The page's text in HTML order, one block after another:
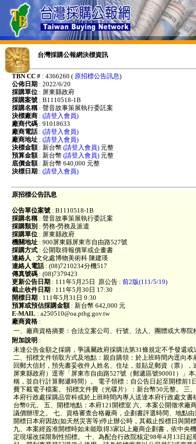
台灣採購公報網決標資訊
TBN CC # : 4366260 ( 原招標公告訊息)
公佈日期 : 2022/6/20
採購單位 : 屏東縣政府
採購案號 : B1110518-1B
採購名稱: 聲音故事策展執行委託案
決標廠商 : (請登入會員)
廠商代碼 : 91018633
廠商電話: (請登入會員)
廠商地址 : (請登入會員)
決標金額: 新台幣 (請登入會員) 元整
預算金額: 新台幣 (請登入會員) 元整
底價金額: 新台幣 640,000 元整
決標日期 : (請登入會員)
原招標公告訊息
公告單位案號 : B1110518-1B
採購名稱: 聲音故事策展執行委託案
採購類別 : 勞務-勞務及派遣
採購單位 : 屏東縣政府
機關地址 : 900屏東縣屏東市自由路527號
採購方式 : 公開取得報價單或企畫書
連絡人 : 文化處博物美術科 陳建瑛
連絡人電話: (08)7210234分機517
傳真號碼 : (08)7379423
更新公告日期 : 111年5月25日 原公告 : 前2版(111/5/19)
截止收件日期 : 111年5月30日 17:30
開標日期 : 111年5月31日 9:30
預算或預估採購金額: 新台幣 642,000 元
E-MAIL : a250510@oa.pthg.gov.tw
廠商資格 :
一、廠商資格摘要：合法立案公司、行號、法人、團體或大專院
附加說明 :
未達公告金額之採購，爭議屬政府採購法第31條規定不予發還
二、招標文件領取方式及地點：親自購領：於上班時間內逕向
回郵大信封，預先書妥收件人姓名、住址，並貼足郵資（票）
屏東縣政府）逕寄「屏東市自由路527號（郵遞區號90001）」
稱，並自行計算郵遞時間）。 電子領標：自公告日起至開標前1
費下載電子檔案。 招標文件費（光碟片）：新台幣50元整。 三
本府行政處採購品管科或於上班時間內專人送達本府行政處文
台幣0元。 五、開標地點：本府121開標室 六、本案公開徵求廠
議價辦理之。 七、資格審查合格廠商，企劃書評選時間、地點
開標日本府因故(如天然災害等)停止辦公時，其截止投標日與開
九、本案經簽准開標時如未能取得3家以上廠商企劃書，依中央
定現場改採限制性招標。 十、為配合行政院核定98年4月13日起